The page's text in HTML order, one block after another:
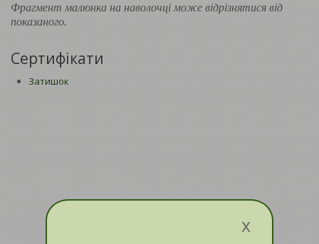
Фрагмент малюнка на наволочці може відрізнятися від
показаного.
Сертифікати
Затишок
x